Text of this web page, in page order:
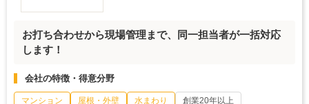
します！
マンション 屋根・外壁 水まわり
創業20年以上